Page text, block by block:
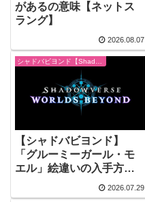
があるの意味【ネットス
ラング】
2026.08.07
【シャドバビヨンド】
「グルーミーガール・モ
エル」絵違いの入手方法
【Shadowverse: Worlds
Beyond】
2026.07.29